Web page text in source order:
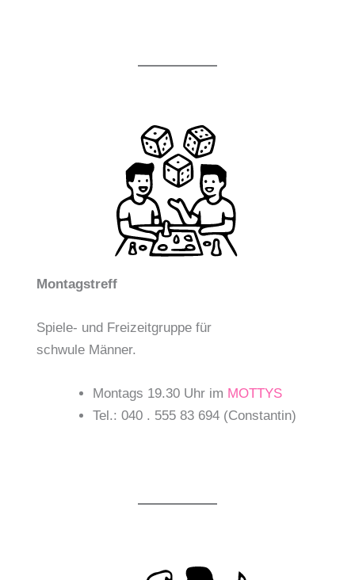
Montagstreff
Spiele- und Freizeitgruppe für
schwule Männer.
Montags 19.30 Uhr im MOTTYS
Tel.: 040 . 555 83 694 (Constantin)